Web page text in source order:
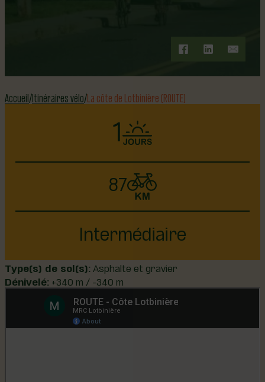
Accueil Itinéraires vélo La côte de Lotbinière (ROUTE)
1
87
Intermédiaire
Type(s) de sol(s): Asphalte et gravier
Dénivelé: +340 m / -340 m